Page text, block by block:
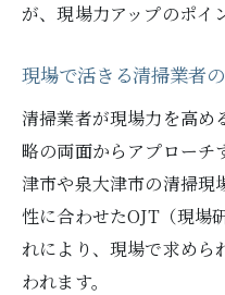
が、現場力アップのポイ
現場で活きる清掃業者
清掃業者が現場力を高め
略の両面からアプローチ
津市や泉大津市の清掃現
性に合わせたOJT（現場
れにより、現場で求めら
われます。